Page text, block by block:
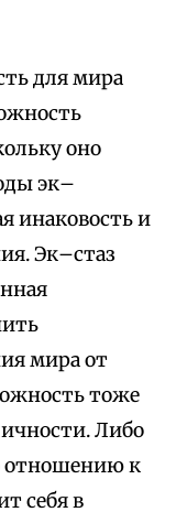
для мира
оно
эк–
инаковость и
Эк–стаз
мира от
тоже
Либо
отношению к
себя в